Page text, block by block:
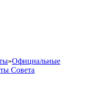
»Официальные
Совета